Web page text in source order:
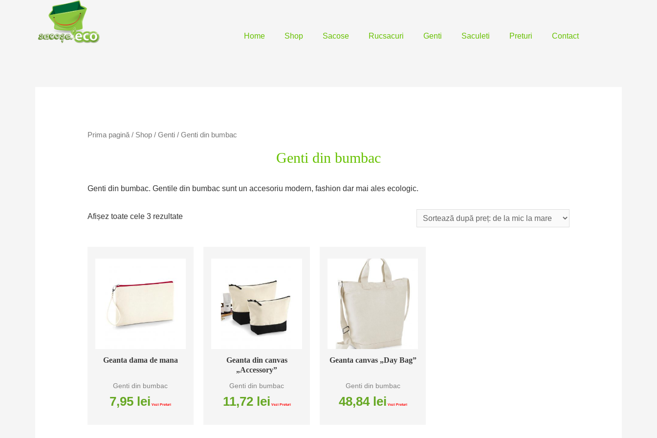
Home Shop Sacose Rucsacuri Genti Saculeti Preturi Contact
Prima pagină/ Shop/ Genti/ Genti din bumbac
Genti din bumbac
Genti din bumbac. Gentile din bumbac sunt un accesoriu modern, fashion dar mai ales ecologic.
Afișez toate cele 3 rezultate
Geanta dama de mana
Genti din bumbac
7,95 lei Vezi Preturi
Geanta din canvas
„Accessory”
Genti din bumbac
11,72 lei Vezi Preturi
Geanta canvas „Day Bag”
Genti din bumbac
48,84 lei Vezi Preturi